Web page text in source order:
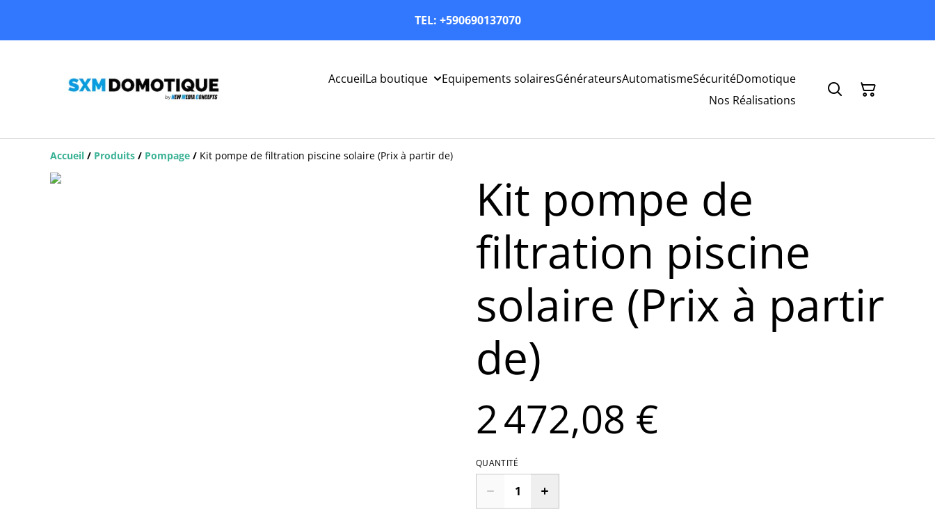
TEL: +590690137070
AccueilLa boutique Equipements solairesGénérateursAutomatismeSécuritéDomotique
Nos Réalisations
Accueil / Produits / Pompage / Kit pompe de filtration piscine solaire (Prix à partir de)
Kit pompe de
filtration piscine
solaire (Prix à partir
de)
2 472,08 €
QUANTITÉ